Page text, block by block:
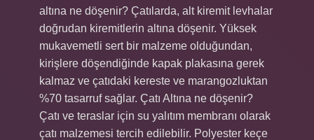
altına ne döşenir? Çatılarda, alt kiremit levhalar
doğrudan kiremitlerin altına döşenir. Yüksek
mukavemetli sert bir malzeme olduğundan,
kirişlere döşendiğinde kapak plakasına gerek
kalmaz ve çatıdaki kereste ve marangozluktan
%70 tasarruf sağlar. Çatı Altına ne döşenir?
Çatı ve teraslar için su yalıtım membranı olarak
çatı malzemesi tercih edilebilir. Polyester keçe